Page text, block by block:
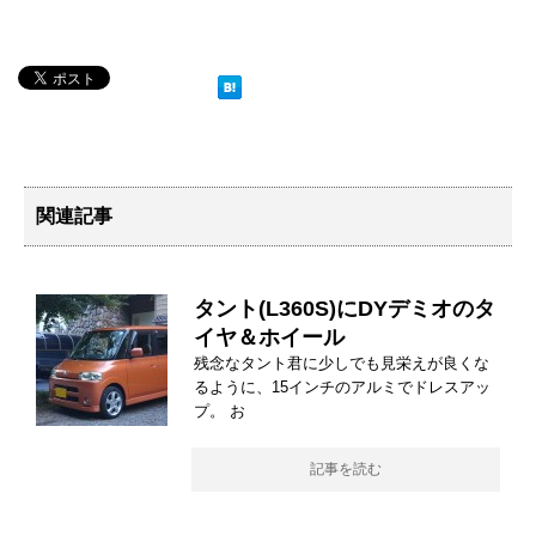
関連記事
タント(L360S)にDYデミオのタ
イヤ＆ホイール
残念なタント君に少しでも見栄えが良くな
るように、15インチのアルミでドレスアッ
プ。 お
記事を読む